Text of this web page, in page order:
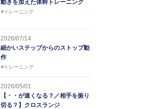
動きを加えた体幹トレーニング
#トレーニング
2026/07/14
細かいステップからのストップ動
作
#トレーニング
2026/05/01
【・・が速くなる？／相手を振り
切る？】クロスランジ